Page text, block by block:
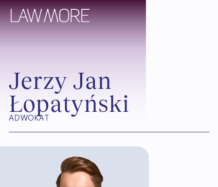
Jerzy Jan
Łopatyński
ADWOKAT